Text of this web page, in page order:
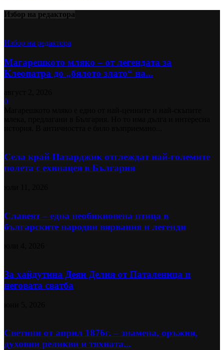
Избор на редактора
Избор на редактора
Магарешкото мляко – от легендата за
Клеопатра до „бялото злато“ на...
0
Села край Пазарджик отглеждат най-големите
полета с ехинацея в България
Славеят – една необикновена птица в
българските народни вярвания и легенди
За хайдутина Деян Делия от Паталеница и
неговата сватба
Светини от април 1876г. – знамена, оръжия,
духовни реликви и тяхната...